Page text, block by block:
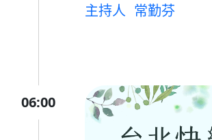
主持人 常勤芬
06:00